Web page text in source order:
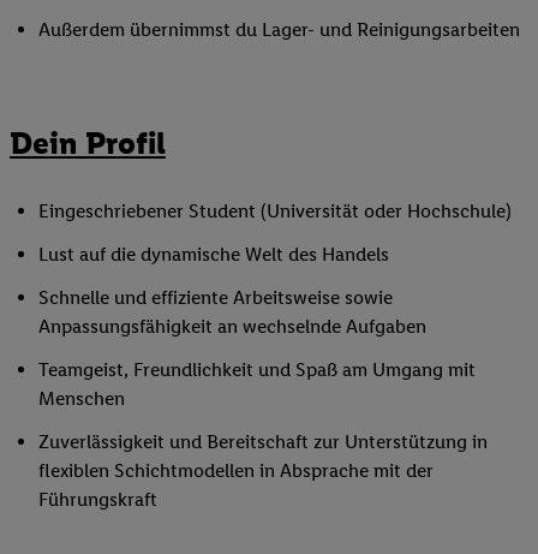
Außerdem übernimmst du Lager- und Reinigungsarbeiten
Dein Profil
Eingeschriebener Student (Universität oder Hochschule)
Lust auf die dynamische Welt des Handels
Schnelle und effiziente Arbeitsweise sowie
Anpassungsfähigkeit an wechselnde Aufgaben
Teamgeist, Freundlichkeit und Spaß am Umgang mit
Menschen
Zuverlässigkeit und Bereitschaft zur Unterstützung in
flexiblen Schichtmodellen in Absprache mit der
Führungskraft